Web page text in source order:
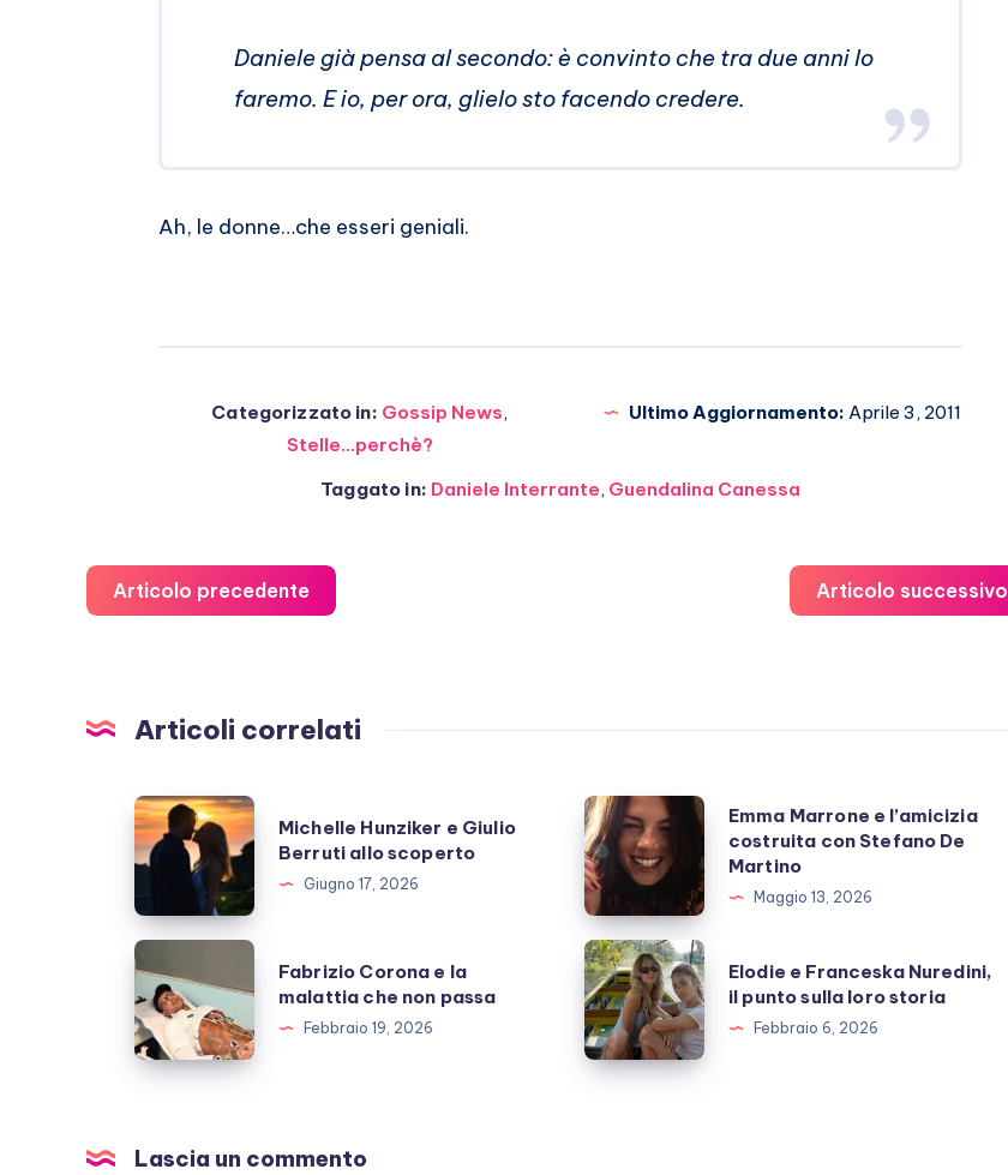
Daniele già pensa al secondo: è convinto che tra due anni lo
faremo. E io, per ora, glielo sto facendo credere.
Ah, le donne…che esseri geniali.
Categorizzato in: Gossip News,
Stelle...perchè?
Ultimo Aggiornamento: Aprile 3, 2011
Taggato in: Daniele Interrante, Guendalina Canessa
Articolo precedente Articolo successivo
Articoli correlati
Michelle
Hunziker
Giulio
Berruti
allo
scoperto
Michelle Hunziker e Giulio
Berruti allo scoperto
Giugno 17, 2026
Emma
Marrone
e
l’amicizia
costruita
con
Stefano
De
Emma Marrone e l’amicizia
costruita con Stefano De
Martino
Maggio 13, 2026
Fabrizio
Corona
e
la
non
Fabrizio Corona e la
malattia che non passa
Febbraio 19, 2026
Elodie
e
Franceska
Nuredini,
Elodie e Franceska Nuredini,
il punto sulla loro storia
Febbraio 6, 2026
Lascia un commento